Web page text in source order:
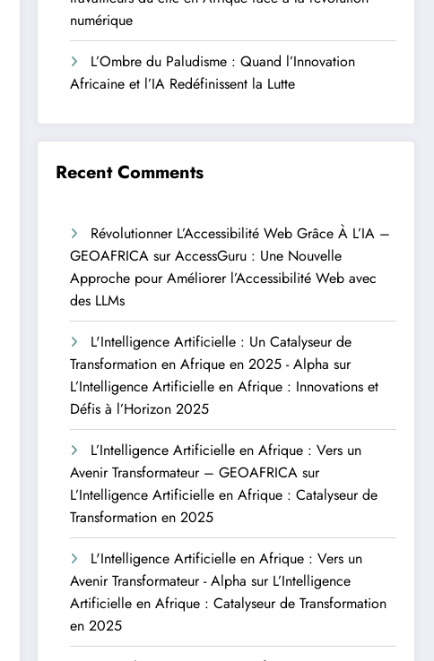
numérique
L’Ombre du Paludisme : Quand l’Innovation
Africaine et l’IA Redéfinissent la Lutte
Recent Comments
Révolutionner L’Accessibilité Web Grâce À L’IA –
GEOAFRICA surAccessGuru : Une Nouvelle
Approche pour Améliorer l’Accessibilité Web avec
des LLMs
L'Intelligence Artificielle : Un Catalyseur de
Transformation en Afrique en 2025 - Alpha sur
L’Intelligence Artificielle en Afrique : Innovations et
Défis à l’Horizon 2025
L’Intelligence Artificielle en Afrique : Vers un
Avenir Transformateur – GEOAFRICA sur
L’Intelligence Artificielle en Afrique : Catalyseur de
Transformation en 2025
L'Intelligence Artificielle en Afrique : Vers un
Avenir Transformateur - Alpha sur L’Intelligence
Artificielle en Afrique : Catalyseur de Transformation
en 2025